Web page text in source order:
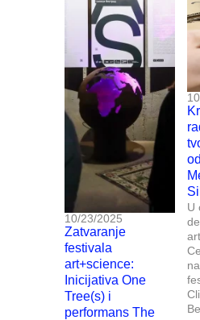
10/23/2025
Zatvaranje
festivala
art+science:
Inicijativa One
Tree(s) i
performans The
U